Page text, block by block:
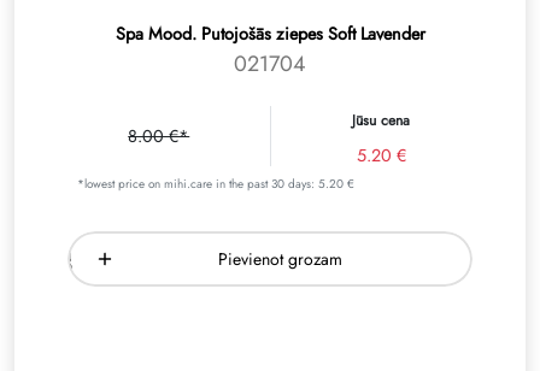
Spa Mood. Putojošās ziepes Soft Lavender
021704
8.00 €*
Jūsu cena
5.20 €
*lowest price on mihi.care in the past 30 days: 5.20 €
Pievienot grozam